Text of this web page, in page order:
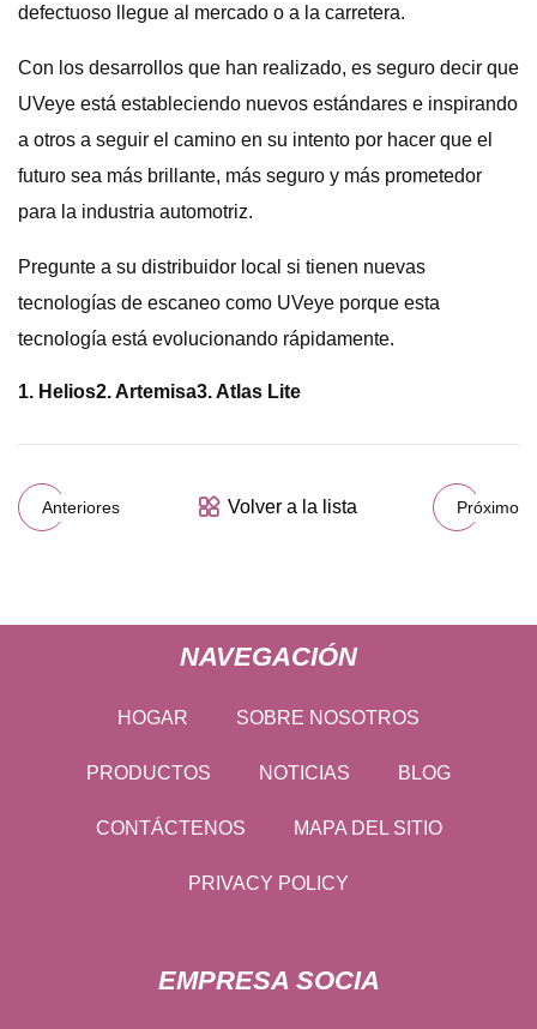
defectuoso llegue al mercado o a la carretera.
Con los desarrollos que han realizado, es seguro decir que
UVeye está estableciendo nuevos estándares e inspirando
a otros a seguir el camino en su intento por hacer que el
futuro sea más brillante, más seguro y más prometedor
para la industria automotriz.
Pregunte a su distribuidor local si tienen nuevas
tecnologías de escaneo como UVeye porque esta
tecnología está evolucionando rápidamente.
1. Helios2. Artemisa3. Atlas Lite
Anteriores Volver a la lista Próximo
NAVEGACIÓN
HOGAR SOBRE NOSOTROS
PRODUCTOS NOTICIAS BLOG
CONTÁCTENOS MAPA DEL SITIO
PRIVACY POLICY
EMPRESA SOCIA